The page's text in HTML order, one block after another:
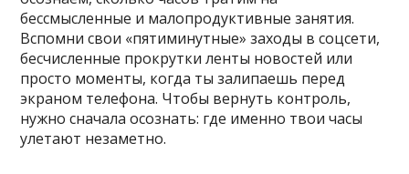
бессмысленные и малопродуктивные занятия.
Вспомни свои «пятиминутные» заходы в соцсети,
бесчисленные прокрутки ленты новостей или
просто моменты, когда ты залипаешь перед
экраном телефона. Чтобы вернуть контроль,
нужно сначала осознать: где именно твои часы
улетают незаметно.